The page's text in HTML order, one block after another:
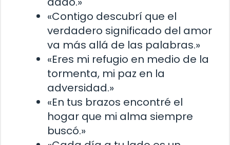
«Contigo descubrí que el
verdadero significado del amor
va más allá de las palabras.»
«Eres mi refugio en medio de la
tormenta, mi paz en la
adversidad.»
«En tus brazos encontré el
hogar que mi alma siempre
buscó.»